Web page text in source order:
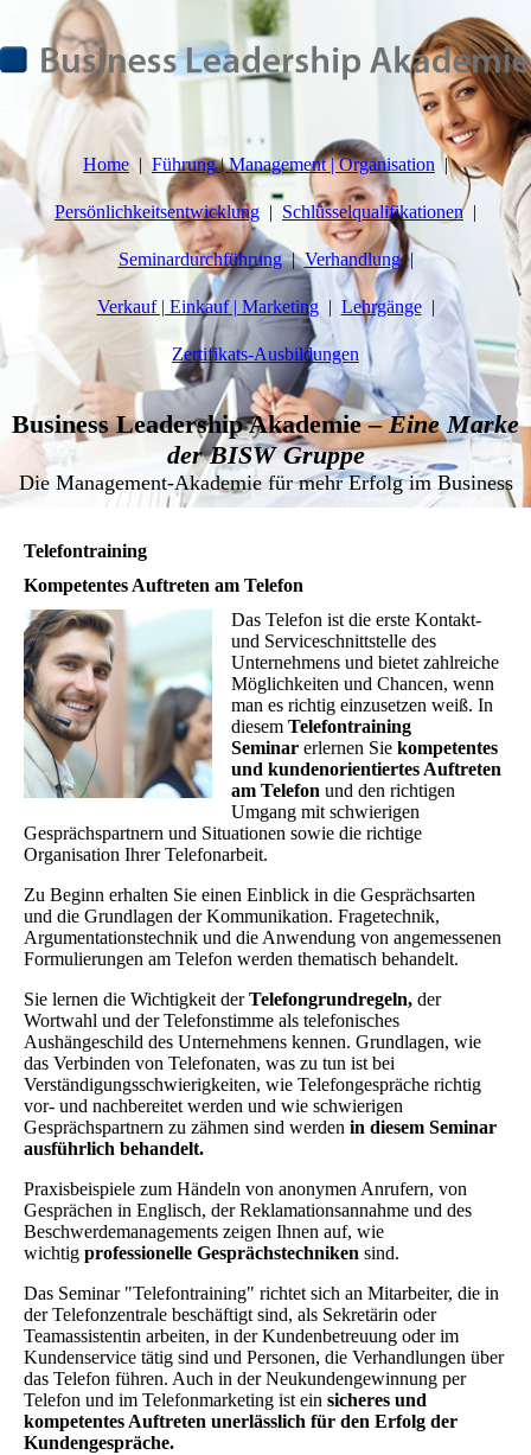
Home Führung | Management | Organisation
Persönlichkeitsentwicklung Schlüsselqualifikationen
Seminardurchführung Verhandlung
Verkauf | Einkauf | Marketing Lehrgänge
Zertifikats-Ausbildungen
Business Leadership Akademie – Eine Marke
der BISW Gruppe
Die Management-Akademie für mehr Erfolg im Business
Telefontraining
Kompetentes Auftreten am Telefon
Das Telefon ist die erste Kontakt-
und Serviceschnittstelle des
Unternehmens und bietet zahlreiche
Möglichkeiten und Chancen, wenn
man es richtig einzusetzen weiß. In
diesem Telefontraining
Seminarerlernen Sie kompetentes
und kundenorientiertes Auftreten
am Telefon und den richtigen
Umgang mit schwierigen
Gesprächspartnern und Situationen sowie die richtige
Organisation Ihrer Telefonarbeit.
Zu Beginn erhalten Sie einen Einblick in die Gesprächsarten
und die Grundlagen der Kommunikation. Fragetechnik,
Argumentationstechnik und die Anwendung von angemessenen
Formulierungen am Telefon werden thematisch behandelt.
Sie lernen die Wichtigkeit derTelefongrundregeln, der
Wortwahl und der Telefonstimme als telefonisches
Aushängeschild des Unternehmens kennen. Grundlagen, wie
das Verbinden von Telefonaten, was zu tun ist bei
Verständigungsschwierigkeiten, wie Telefongespräche richtig
vor- und nachbereitet werden und wie schwierigen
Gesprächspartnern zu zähmen sind werden in diesem Seminar
ausführlich behandelt.
Praxisbeispiele zum Händeln von anonymen Anrufern, von
Gesprächen in Englisch, der Reklamationsannahme und des
Beschwerdemanagements zeigen Ihnen auf, wie
wichtig professionelle Gesprächstechniken sind.
Das Seminar "Telefontraining" richtet sich an Mitarbeiter, die in
der Telefonzentrale beschäftigt sind, als Sekretärin oder
Teamassistentin arbeiten, in der Kundenbetreuung oder im
Kundenservice tätig sind und Personen, die Verhandlungen über
das Telefon führen. Auch in der Neukundengewinnung per
Telefon und im Telefonmarketing ist ein sicheres und
kompetentes Auftreten unerlässlich für den Erfolg der
Kundengespräche.